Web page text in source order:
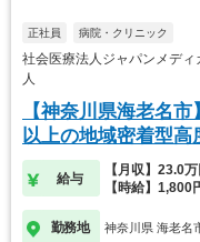
正社員 病院・クリニック
社会医療法人ジャパンメデ
人
【神奈川県海老名
以上の地域密着型高
給与
【月収】23.0
【時給】1,800
勤務地 神奈川県 海老名